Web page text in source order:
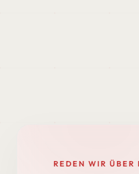
REDEN WIR